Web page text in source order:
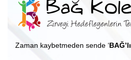
Zaman kaybetmeden sende ‘BAĞ’lı